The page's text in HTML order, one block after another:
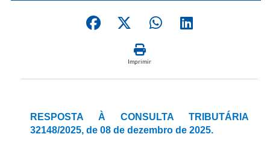
Imprimir
RESPOSTA À CONSULTA TRIBUTÁRIA
32148/2025, de 08 de dezembro de 2025.